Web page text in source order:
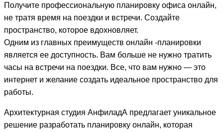
Получите профессиональную планировку офиса онлайн,
не тратя время на поездки и встречи. Создайте
пространство, которое вдохновляет.
Одним из главных преимуществ онлайн -планировки
является ее доступность. Вам больше не нужно тратить
часы на встречи на поездки. Все, что вам нужно — это
интернет и желание создать идеальное пространство для
работы.
Архитектурная студия АнфиладА предлагает уникальное
решение разработать планировку онлайн, которая